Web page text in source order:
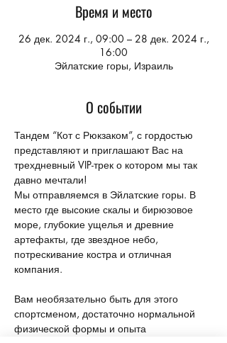
Время и место
26 дек. 2024 г., 09:00 – 28 дек. 2024 г.,
16:00
Эйлатские горы, Израиль
О событии
Тандем “Кот с Рюкзаком”, с гордостью
представляют и приглашают Вас на
трехдневный VIP-трек о котором мы так
давно мечтали!
Мы отправляемся в Эйлатские горы. В
место где высокие скалы и бирюзовое
море, глубокие ущелья и древние
артефакты, где звездное небо,
потрескивание костра и отличная
компания.
Вам необязательно быть для этого
спортсменом, достаточно нормальной
физической формы и опыта